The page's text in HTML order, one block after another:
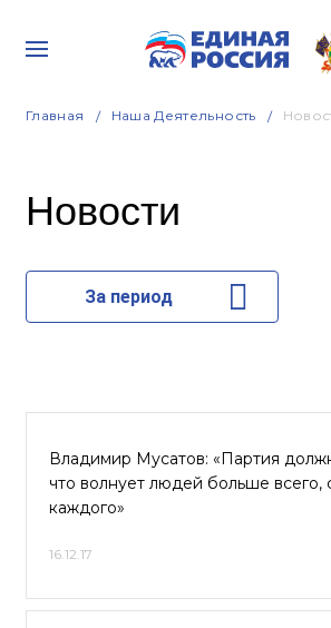
Главная Наша Деятельность
Новости
За период
Владимир Мусатов: «Партия
что волнует людей больше всего,
каждого»
16.12.17